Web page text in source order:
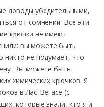
доводы убедительными,
от сомнений. Все эти
крючки не имеют
вы можете быть
никто не подумает, что
Вы можете быть
химических крючков. Я
в Лас-Вегасе (с
которые знали, кто я и